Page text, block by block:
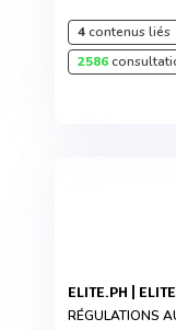
4contenus liés
2586
ELITE.PH |
RÉGULATIONS